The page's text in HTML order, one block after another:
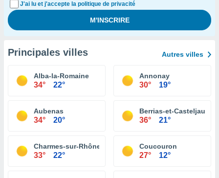
J'ai lu et j'accepte la politique de privacité
Principales villes Autres villes
Alba-la-Romaine
34° 22°
Annonay
30° 19°
Aubenas
34° 20°
Berrias-et-Casteljau
36° 21°
Charmes-sur-Rhône
33° 22°
Coucouron
27° 12°